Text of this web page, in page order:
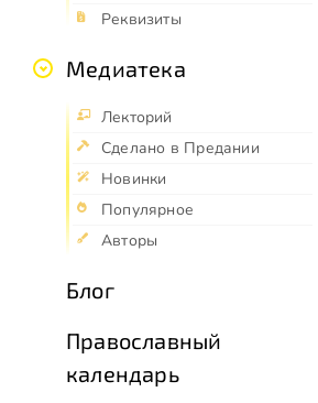
Реквизиты
Медиатека
Лекторий
Сделано в Предании
Новинки
Популярное
Авторы
Блог
Православный
календарь